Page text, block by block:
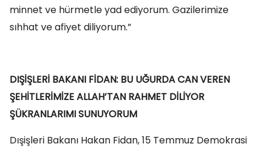
minnet ve hürmetle yad ediyorum. Gazilerimize
sıhhat ve afiyet diliyorum.”
DIŞİŞLERİ BAKANI FİDAN: BU UĞURDA CAN VEREN
ŞEHİTLERİMİZE ALLAH’TAN RAHMET DİLİYOR
ŞÜKRANLARIMI SUNUYORUM
Dışişleri Bakanı Hakan Fidan, 15 Temmuz Demokrasi